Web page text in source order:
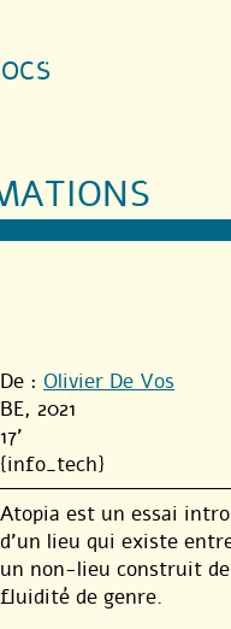
De : Olivier De Vos
BE, 2021
17'
{info_tech}
Atopia est un essai
d’un lieu qui existe
un non-lieu construit
fluidité de genre.